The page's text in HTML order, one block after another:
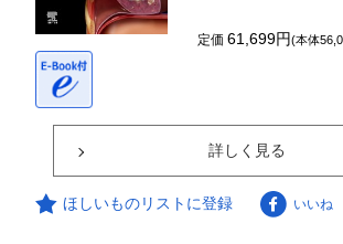
定価61,699円(本体
詳しく見る
ほしいものリストに登録 いいね